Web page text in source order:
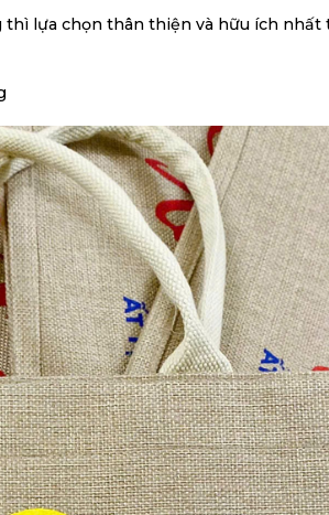
lựa chọn thân thiện và hữu ích